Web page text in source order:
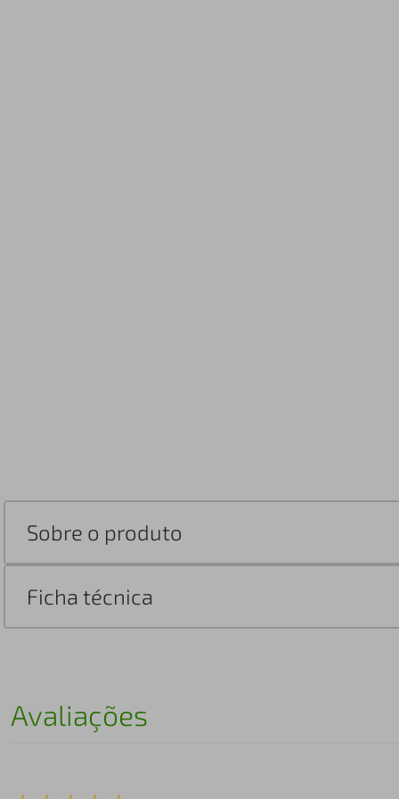
Sobre o produto
Ficha técnica
Avaliações